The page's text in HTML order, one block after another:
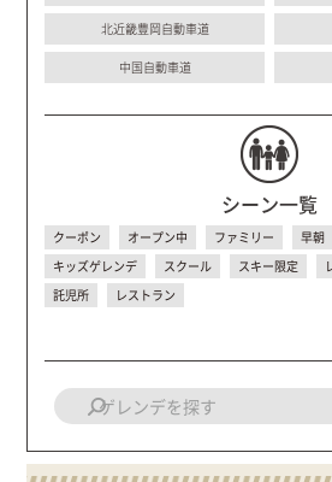
北近畿豊岡自動車道
中国自動車道
シーン一覧
クーポン オープン中 ファミリー 早朝
キッズゲレンデ
スクール スキー限定
託児所
レストラン